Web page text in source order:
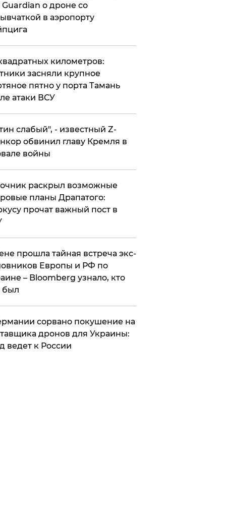
Guardian о дроне со
в аэропорту
километров:
засняли крупное
пятно у порта Тамань
атаки ВСУ
слабый", - известный Z-
обвинил главу Кремля в
войны
раскрыл возможные
планы Драпатого:
прочат важный пост в
прошла тайная встреча экс-
Европы и РФ по
– Bloomberg узнало, кто
был
сорвано покушение на
дронов для Украины:
ведет к России